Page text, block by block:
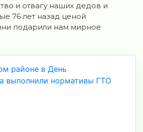
и отвагу наших дедов и
76 лет назад ценой
подарили нам мирное